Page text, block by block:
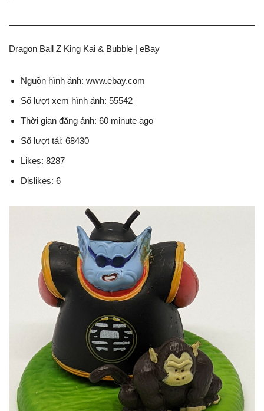
Dragon Ball Z King Kai & Bubble | eBay
Nguồn hình ảnh: www.ebay.com
Số lượt xem hình ảnh: 55542
Thời gian đăng ảnh: 60 minute ago
Số lượt tải: 68430
Likes: 8287
Dislikes: 6